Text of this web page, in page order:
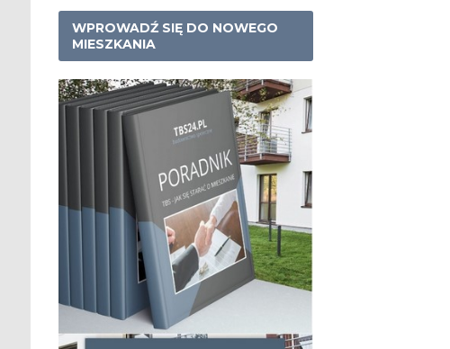
WPROWADŹ SIĘ DO NOWEGO
MIESZKANIA